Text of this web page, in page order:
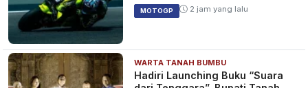
MOTOGP 2 jam yang lalu
WARTA TANAH BUMBU
Hadiri Launching Buku “Suara